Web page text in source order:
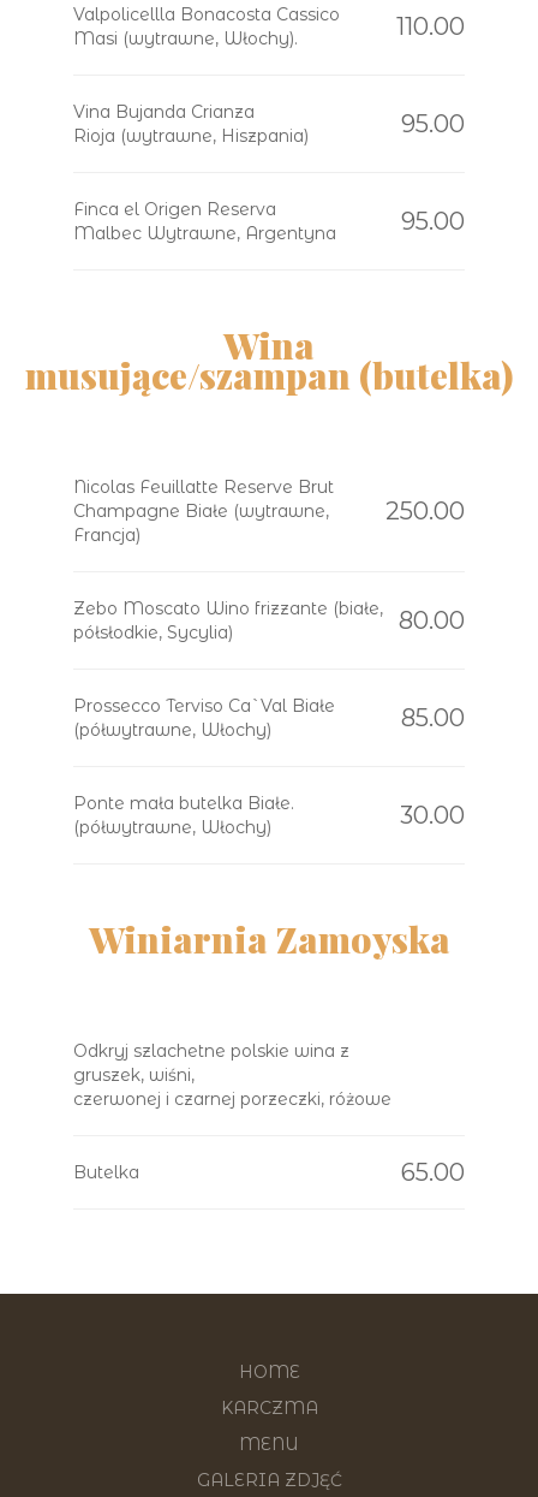
Valpolicellla Bonacosta Cassico
Masi (wytrawne, Włochy).
110.00
Vina Bujanda Crianza
Rioja (wytrawne, Hiszpania)
95.00
Finca el Origen Reserva
Malbec Wytrawne, Argentyna
95.00
Wina
musujące/szampan (butelka)
Nicolas Feuillatte Reserve Brut
Champagne Białe (wytrawne,
Francja)
250.00
Zebo Moscato Wino frizzante (białe,
półsłodkie, Sycylia)
80.00
Prossecco Terviso Ca`Val Białe
(półwytrawne, Włochy)
85.00
Ponte mała butelka Białe.
(półwytrawne, Włochy)
30.00
Winiarnia Zamoyska
Odkryj szlachetne polskie wina z
gruszek, wiśni,
czerwonej i czarnej porzeczki, różowe
Butelka 65.00
HOME
KARCZMA
MENU
GALERIA ZDJĘĆ